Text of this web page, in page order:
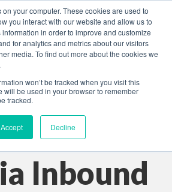
your computer. These cookies are used to
you interact with our website and allow us to
in order to improve and customize
for analytics and metrics about our visitors
media. To find out more about the cookies we
won’t be tracked when you visit this
will be used in your browser to remember
tracked.
Accept Decline
Inbound